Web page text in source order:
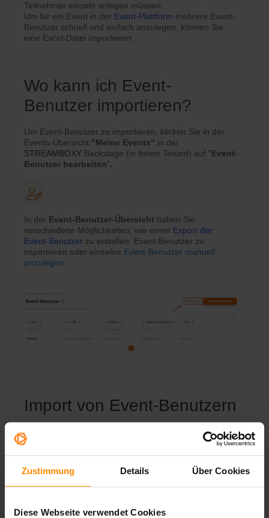
Zustimmung Details Über Cookies
Diese Webseite verwendet Cookies
Teilnehmer einzeln anlegen müssen.
Um für ein Event in der Event-Plattform mehrere Event-
Benutzer schnell und einfach anzulegen, können Sie
eine Excel-Datei importieren.
Wo kann ich Event-
Benutzer importieren?
Um Event-Benutzer zu importieren, klicken Sie in der
Events-Übersicht "Meine Events" in der
STREAMBOXY Backstage (in Ihrem Tenant) auf "Event-
Benutzer bearbeiten".
In der Event-Benutzer-Übersicht haben Sie
verschiedene Möglichkeiten, wie einen Export der
Event-Benutzer zu erstellen, Event-Benutzer zu
importieren oder einzelne Event-Benutzer manuell
anzulegen
Import von Event-Benutzern
Für den
, klicken Sie auf
den Button "
". Es öffnet sich das
Sie können außerdem eine Event-Benutzer Vorlage
herunterladen, um das Layout dieser zu nutzen.